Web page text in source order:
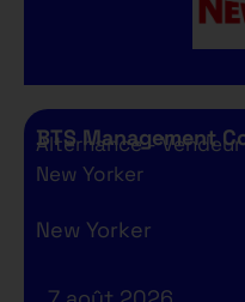
BTS Management
Alternance -
New Yorker
New Yorker